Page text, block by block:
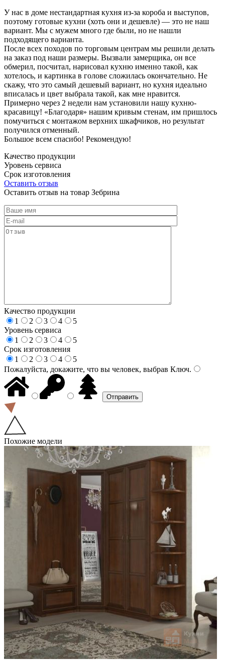
У нас в доме нестандартная кухня из-за короба и выступов,
поэтому готовые кухни (хоть они и дешевле) — это не наш
вариант. Мы с мужем много где были, но не нашли
подходящего варианта.
После всех походов по торговым центрам мы решили делать
на заказ под наши размеры. Вызвали замерщика, он все
обмерил, посчитал, нарисовал кухню именно такой, как
хотелось, и картинка в голове сложилась окончательно. Не
скажу, что это самый дешевый вариант, но кухня идеально
вписалась и цвет выбрала такой, как мне нравится.
Примерно через 2 недели нам установили нашу кухню-
красавицу! «Благодаря» нашим кривым стенам, им пришлось
помучиться с монтажом верхних шкафчиков, но результат
получился отменный.
Большое всем спасибо! Рекомендую!
Качество продукции
Уровень сервиса
Срок изготовления
Оставить отзыв
Оставить отзыв на товар Зебрина
Качество продукции
1
2 3 4
5
Уровень сервиса
1
2 3 4
5
Срок изготовления
1
2 3 4
5
Пожалуйста, докажите, что вы человек, выбрав Ключ.
Похожие модели